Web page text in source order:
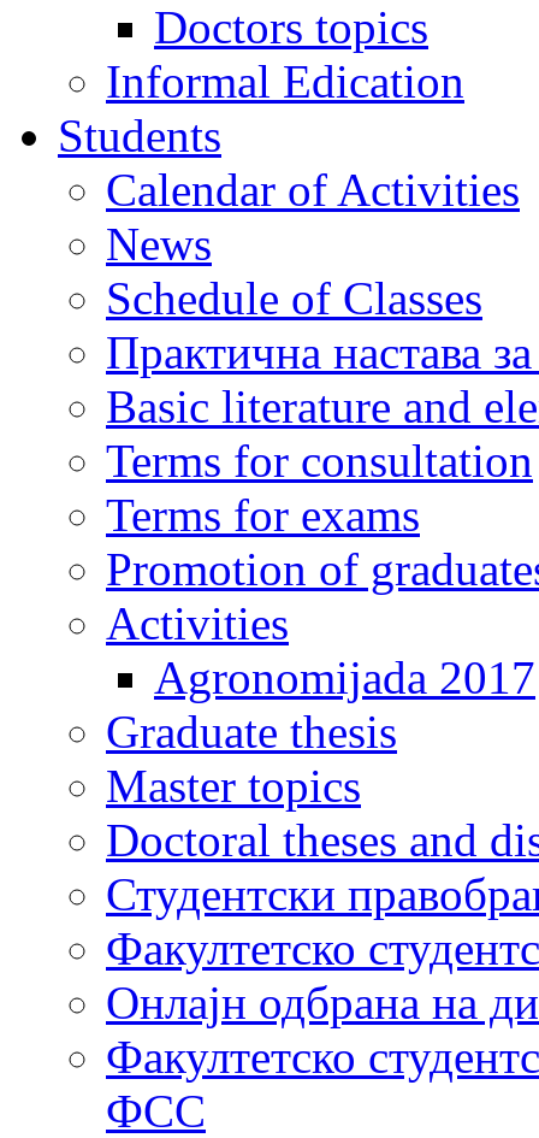
Doctors topics
Informal Edication
Students
Calendar of Activities
News
Schedule of Classes
Практична настава
Basic literature and
Terms for consultation
Terms for exams
Promotion of
Activities
Agronomijada 2017
Graduate thesis
Master topics
Doctoral theses and
Студентски
Факултетско
Онлајн одбрана на
Факултетско
ФСС